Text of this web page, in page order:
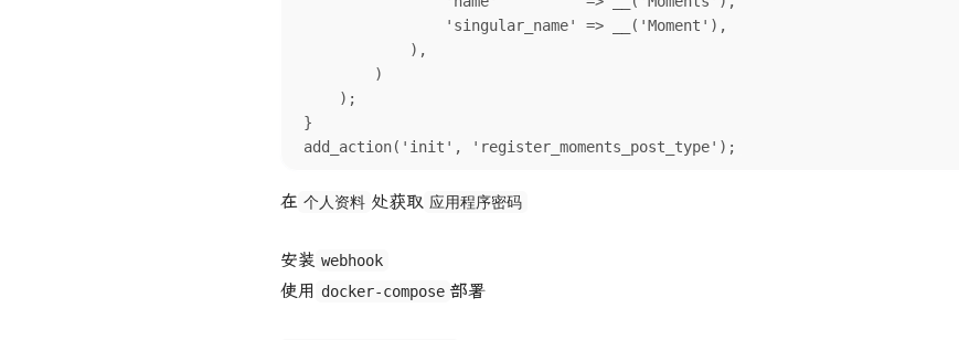
}
add_action('init', 'register_moments_post_type');
在 个人资料 处获取 应用程序密码
安装 webhook
使用 docker-compose 部署